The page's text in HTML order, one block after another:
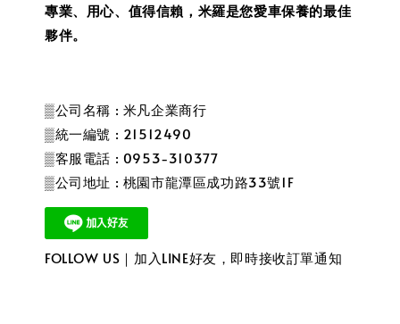
專業、用心、值得信賴，米羅是您愛車保養的最佳
夥伴。
▒公司名稱 : 米凡企業商行
▒統一編號 : 21512490
▒客服電話 : 0953-310377
▒公司地址 : 桃園市龍潭區成功路33號1F
FOLLOW US｜加入LINE好友，即時接收訂單通知